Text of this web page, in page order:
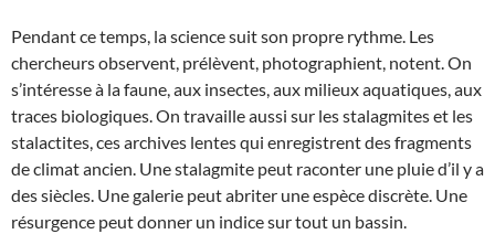
Pendant ce temps, la science suit son propre rythme. Les
chercheurs observent, prélèvent, photographient, notent. On
s’intéresse à la faune, aux insectes, aux milieux aquatiques, aux
traces biologiques. On travaille aussi sur les stalagmites et les
stalactites, ces archives lentes qui enregistrent des fragments
de climat ancien. Une stalagmite peut raconter une pluie d’il y a
des siècles. Une galerie peut abriter une espèce discrète. Une
résurgence peut donner un indice sur tout un bassin.